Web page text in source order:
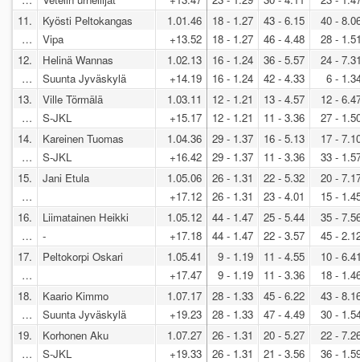
11.
…
Kyösti Peltokangas
Vipa
1.01.46
+13.52
18 - 1.27
18 - 1.27
43 - 6.15
46 - 4.48
40 -
28 -
12.
…
Helinä Wannas
Suunta Jyväskylä
1.02.13
+14.19
16 - 1.24
16 - 1.24
36 - 5.57
42 - 4.33
24 -
6 -
13.
…
Ville Törmälä
S-JKL
1.03.11
+15.17
12 - 1.21
12 - 1.21
13 - 4.57
11 - 3.36
12 -
27 -
14.
…
Kareinen Tuomas
S-JKL
1.04.36
+16.42
29 - 1.37
29 - 1.37
16 - 5.13
11 - 3.36
17 -
33 -
15.
…
Jani Etula
1.05.06
+17.12
26 - 1.31
26 - 1.31
22 - 5.32
23 - 4.01
20 -
15 -
16.
…
Liimatainen Heikki
-
1.05.12
+17.18
44 - 1.47
44 - 1.47
25 - 5.44
22 - 3.57
35 -
45 -
17.
…
Peltokorpi Oskari
1.05.41
+17.47
9 - 1.19
9 - 1.19
11 - 4.55
11 - 3.36
10 -
18 -
18.
…
Kaario Kimmo
Suunta Jyväskylä
1.07.17
+19.23
28 - 1.33
28 - 1.33
45 - 6.22
47 - 4.49
43 -
30 -
19.
…
Korhonen Aku
S-JKL
1.07.27
+19.33
26 - 1.31
26 - 1.31
20 - 5.27
21 - 3.56
22 -
36 -